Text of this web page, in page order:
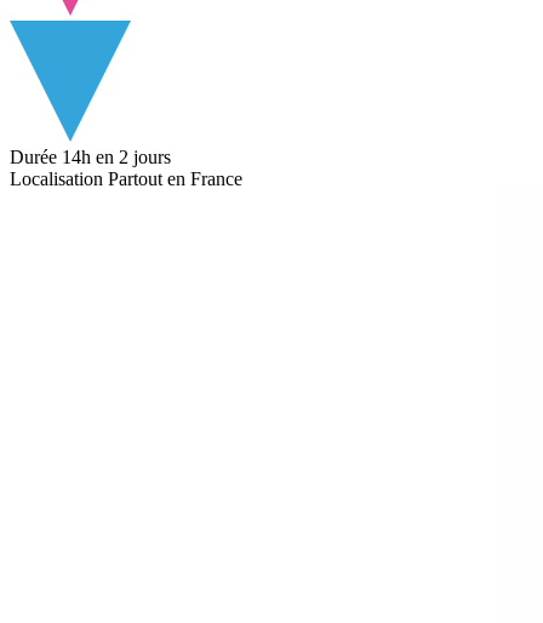
Durée 14h en 2 jours
Localisation Partout en France